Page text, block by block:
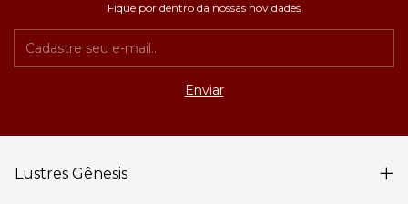
Fique por dentro da nossas novidades
Lustres Gênesis